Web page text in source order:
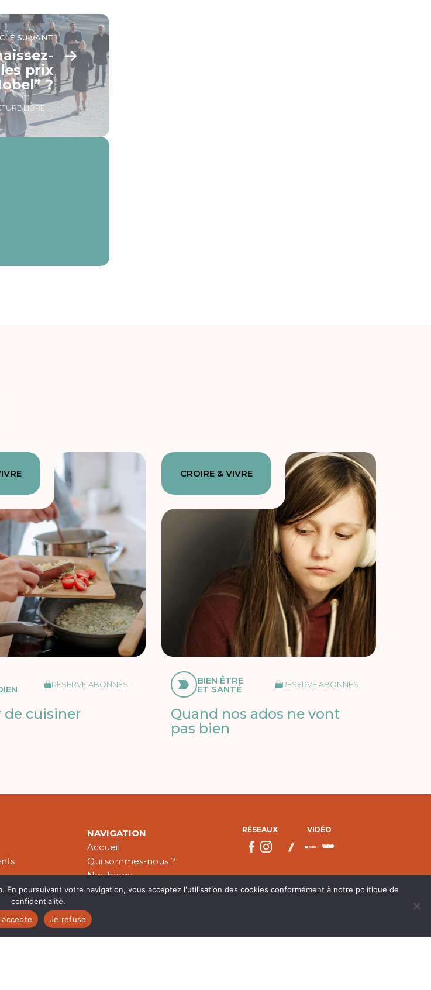
SUIVANT
prix
?
LIBRE
RÉSERVÉ ABONNÉS
de cuisiner
CROIRE & VIVRE
BIEN ÊTRE
ET SANTÉ RÉSERVÉ ABONNÉS
Quand nos ados ne vont
pas bien
NAVIGATION
Accueil
Qui sommes-nous ?
Nos blogs
Nos publications
RÉSEAUX VIDÉO
poursuivant votre navigation, vous acceptez l'utilisation des cookies conformément à notre politique de
confidentialité.
Je refuse